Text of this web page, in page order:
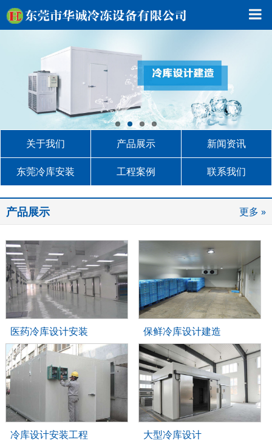
关于我们 产品展示 新闻资讯
东莞冷库安装 工程案例 联系我们
产品展示 更多 »
医药冷库设计安装 保鲜冷库设计建造
冷库设计安装工程 大型冷库设计